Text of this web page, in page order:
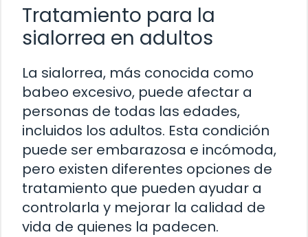
Tratamiento para la
sialorrea en adultos
La sialorrea, más conocida como
babeo excesivo, puede afectar a
personas de todas las edades,
incluidos los adultos. Esta condición
puede ser embarazosa e incómoda,
pero existen diferentes opciones de
tratamiento que pueden ayudar a
controlarla y mejorar la calidad de
vida de quienes la padecen.